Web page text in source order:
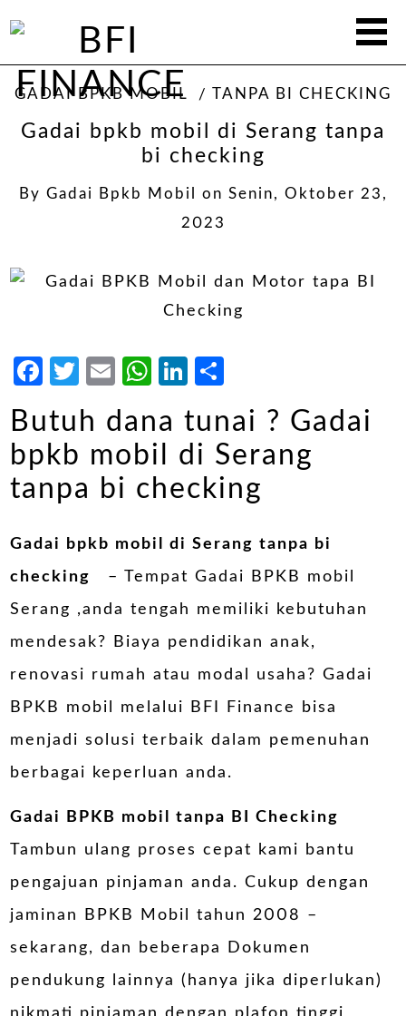
GADAI BPKB MOBIL TANPA BI CHECKING
Gadai bpkb mobil di Serang tanpa
bi checking
By Gadai Bpkb Mobil on Senin, Oktober 23,
2023
Facebook
Twitter
EmailWhatsApp
LinkedIn
Butuh dana tunai ? Gadai
bpkb mobil di Serang
tanpa bi checking
Gadai bpkb mobil di Serang tanpa bi
checking
– Tempat Gadai BPKB mobil
Serang ,anda tengah memiliki kebutuhan
mendesak? Biaya pendidikan anak,
renovasi rumah atau modal usaha? Gadai
BPKB mobil melalui BFI Finance bisa
menjadi solusi terbaik dalam pemenuhan
berbagai keperluan anda.
Gadai BPKB mobil tanpa BI Checking
Tambun ulang proses cepat kami bantu
pengajuan pinjaman anda. Cukup dengan
jaminan BPKB Mobil tahun 2008 –
sekarang, dan beberapa Dokumen
pendukung lainnya (hanya jika diperlukan)